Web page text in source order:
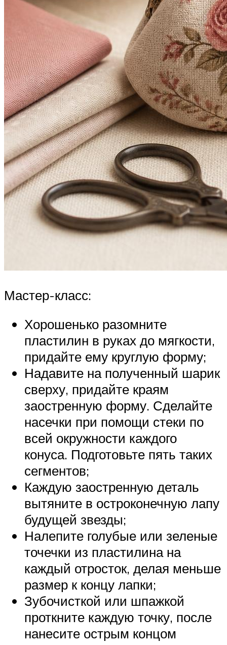
Мастер-класс:
Хорошенько разомните
пластилин в руках до мягкости,
придайте ему круглую форму;
Надавите на полученный шарик
сверху, придайте краям
заостренную форму. Сделайте
насечки при помощи стеки по
всей окружности каждого
конуса. Подготовьте пять таких
сегментов;
Каждую заостренную деталь
вытяните в остроконечную лапу
будущей звезды;
Налепите голубые или зеленые
точечки из пластилина на
каждый отросток, делая меньше
размер к концу лапки;
Зубочисткой или шпажкой
проткните каждую точку, после
нанесите острым концом